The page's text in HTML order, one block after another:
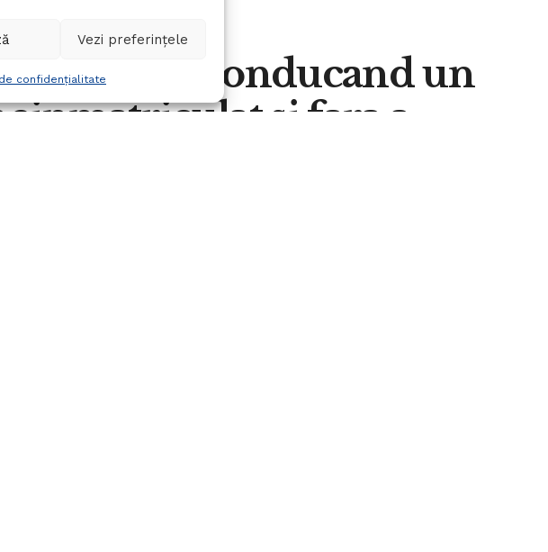
Vezi preferințele
confidențialitatepolitisti conducand un
si fara a